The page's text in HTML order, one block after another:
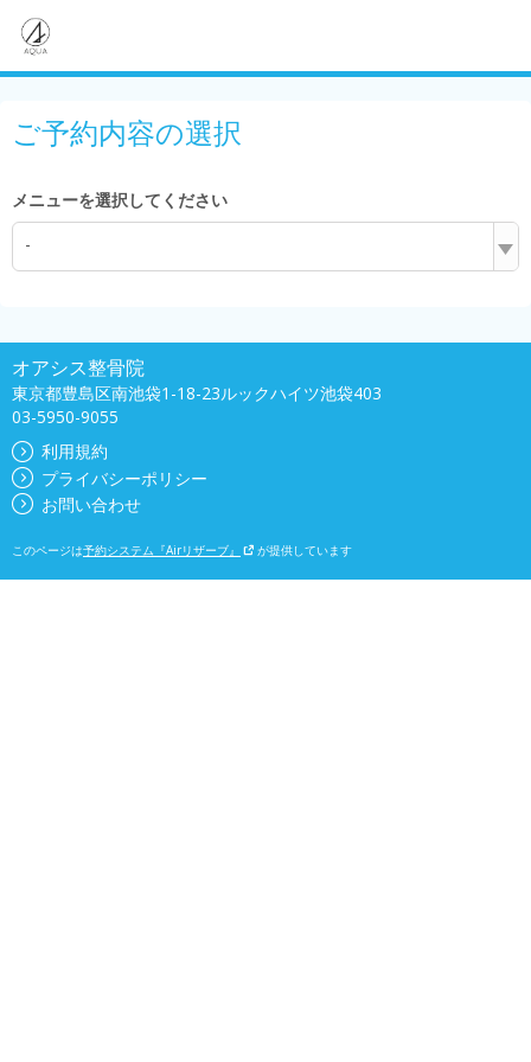
ご予約内容の選択
メニューを選択してください
-
オアシス整骨院
東京都豊島区南池袋1-18-23ルックハイツ池袋403
03-5950-9055
利用規約
プライバシーポリシー
お問い合わせ
このページは予約システム『Airリザーブ』 が提供しています